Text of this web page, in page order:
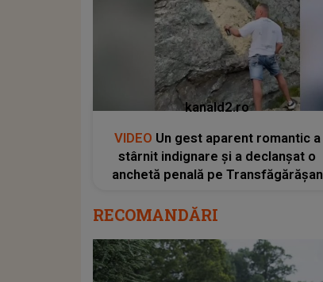
kanald2.ro
VIDEO Un gest aparent romantic a
stârnit indignare și a declanșat o
anchetă penală pe Transfăgărășan
RECOMANDĂRI